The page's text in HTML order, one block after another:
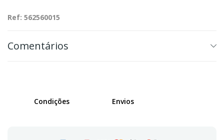
Ref: 562560015
Comentários
Condições Envios